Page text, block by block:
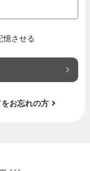
憶させる
お忘れの方